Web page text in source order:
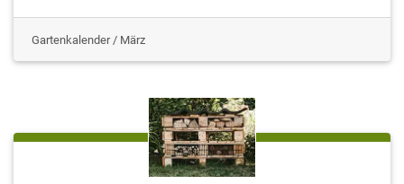
Gartenkalender / März